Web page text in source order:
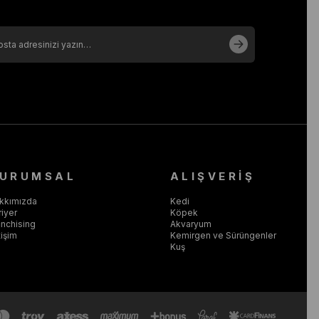
ALIŞVERİŞ
Kedi
Köpek
Akvaryum
Kemirgen ve Sürüngenler
Kuş